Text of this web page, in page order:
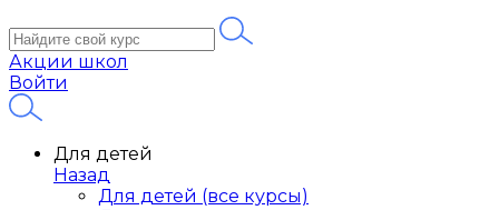
Акции школ
Войти
Для детей
Назад
Для детей (все курсы)